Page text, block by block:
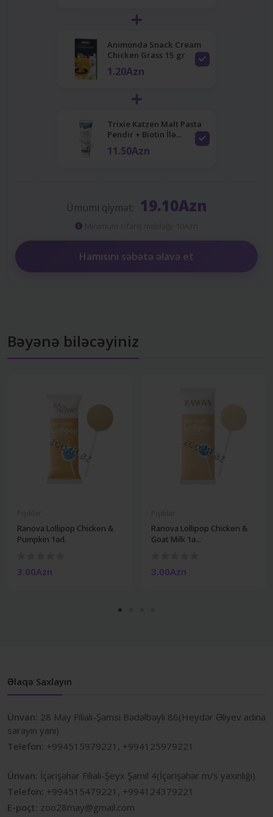
Animonda Snack Cream
Chicken Grass 15 gr
1.20Azn
Trixie Katzen Malt Pasta
Pendir + Biotin İlə...
11.50Azn
Ümumi qiymət: 19.10Azn
Hamısını səbətə əlavə et
Bəyənə biləcəyiniz
Ranova Lollipop Chicken &
Pumpkin 1əd.
3.00Azn
Ranova Lollipop Chicken &
Goat Milk 1ə...
3.00Azn
Əlaqə Saxlayın
Ünvan: 28 May Filialı-Şəmsi Bədəlbəyli 86(Heydər Əliyev adına
sarayın yanı)
Telefon: +994515979221, +994125979221
Ünvan: İçərişəhər Filialı-Şeyx Şamil 4(İçərişəhər m/s yaxınlığı)
Telefon: +994515479221, +994124379221
E-poçt: zoo28may@gmail.com